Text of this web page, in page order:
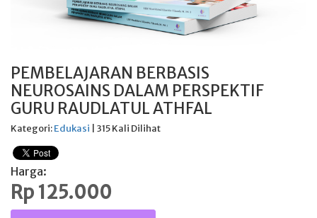
PEMBELAJARAN BERBASIS
NEUROSAINS DALAM PERSPEKTIF
GURU RAUDLATUL ATHFAL
Kategori:Edukasi | 315 Kali Dilihat
Harga:
Rp 125.000